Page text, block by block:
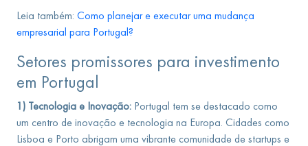
Leia também: Como planejar e executar uma mudança
empresarial para Portugal?
Setores promissores para investimento
em Portugal
1) Tecnologia e Inovação: Portugal tem se destacado como
um centro de inovação e tecnologia na Europa. Cidades como
Lisboa e Porto abrigam uma vibrante comunidade de startups e